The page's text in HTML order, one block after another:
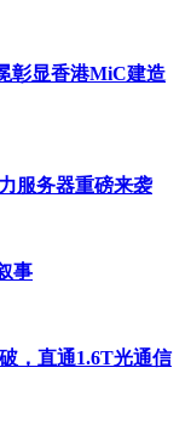
彰显香港MiC建造
服务器重磅来袭
事
，直通1.6T光通信